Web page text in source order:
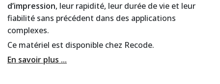
d’impression, leur rapidité, leur durée de vie et leur
fiabilité sans précédent dans des applications
complexes.
Ce matériel est disponible chez Recode.
En savoir plus ...